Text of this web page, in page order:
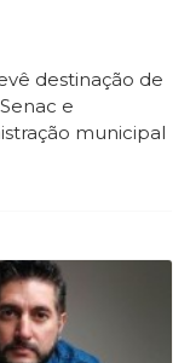
destinação de
e
municipal